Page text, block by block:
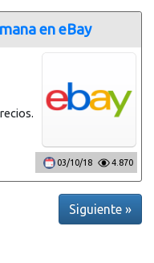
en eBay
03/10/18 4.870
Siguiente »